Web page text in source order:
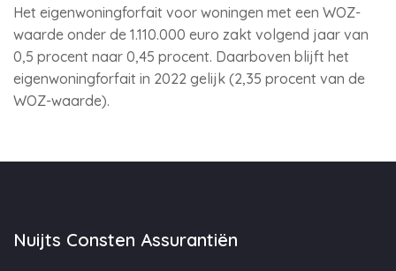
Het eigenwoningforfait voor woningen met een WOZ-
waarde onder de 1.110.000 euro zakt volgend jaar van
0,5 procent naar 0,45 procent. Daarboven blijft het
eigenwoningforfait in 2022 gelijk (2,35 procent van de
WOZ-waarde).
Nuijts Consten Assurantiën